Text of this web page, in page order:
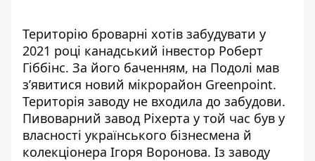
Територію броварні хотів забудувати у
2021 році канадський інвестор Роберт
Гіббінс. За його баченням, на Подолі мав
з’явитися новий мікрорайон Greenpoint.
Територія заводу не входила до забудови.
Пивоварний завод Ріхерта у той час був у
власності українського бізнесмена й
колекціонера Ігоря Воронова. Із заводу